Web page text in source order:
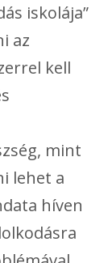
iskolája”
az
kell
mint
lehet a
híven